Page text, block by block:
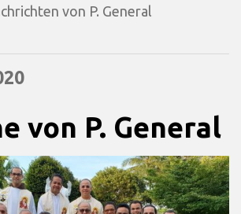
von P. General
von P. General